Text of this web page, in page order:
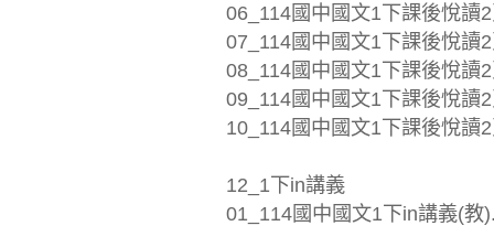
06_114國中國文1下課後悅讀
07_114國中國文1下課後悅讀
08_114國中國文1下課後悅讀
09_114國中國文1下課後悅讀
10_114國中國文1下課後悅讀
12_1下in講義
01_114國中國文1下in講義(教